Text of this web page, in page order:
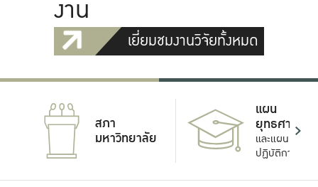
งาน
เยี่ยมชมงานวิจัยทั้งหมด
สภา
มหาวิทยาลัย
แผน
ยุทธศาสตร์
และแผน
ปฏิบัติการ